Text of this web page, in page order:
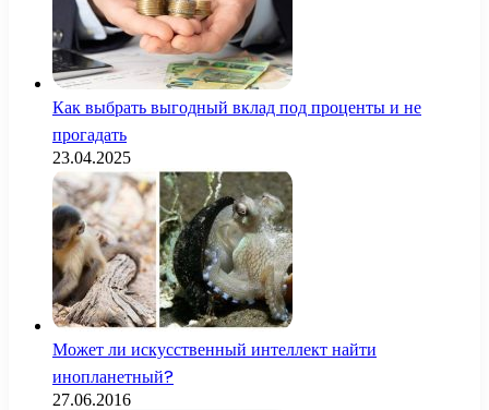
Как выбрать выгодный вклад под проценты и не
прогадать
23.04.2025
Может ли искусственный интеллект найти
инопланетный?
27.06.2016